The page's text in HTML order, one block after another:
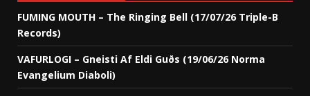
FUMING MOUTH – The Ringing Bell (17/07/26 Triple-B
Records)
VAFURLOGI – Gneisti Af Eldi Guðs (19/06/26 Norma
Evangelium Diaboli)